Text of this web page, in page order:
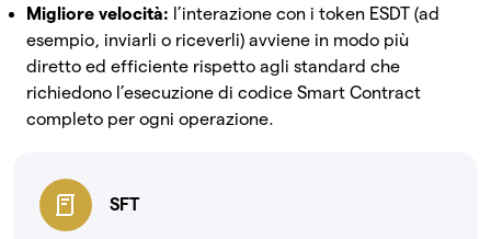
Migliore velocità: l’interazione con i token ESDT (ad
esempio, inviarli o riceverli) avviene in modo più
diretto ed efficiente rispetto agli standard che
richiedono l’esecuzione di codice Smart Contract
completo per ogni operazione.
SFT